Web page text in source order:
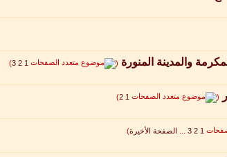
والمدينة المنورة (
1
2
3
)
(
1
2
)
1
2
3 الصفحة الأخيرة)